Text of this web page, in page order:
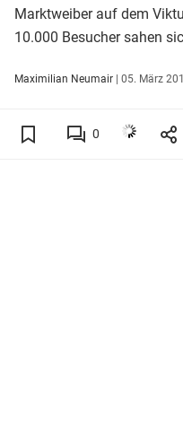
Marktweiber auf dem
10.000 Besucher sahen
Maximilian Neumair | 05. März
0